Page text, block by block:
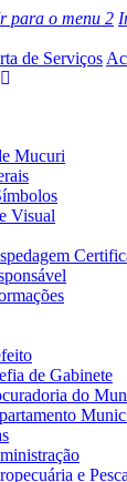
para o menu 2
de Serviços
Mucuri
Visual
de Gabinete
do
e Pesca